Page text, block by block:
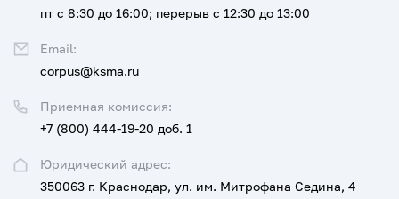
Юридический адрес:
350063 г. Краснодар, ул. им. Митрофана Седина, 4
Приемная комиссия:
+7 (800) 444-19-20 доб. 1
пт с 8:30 до 16:00; перерыв с 12:30 до 13:00
Email:
corpus@ksma.ru